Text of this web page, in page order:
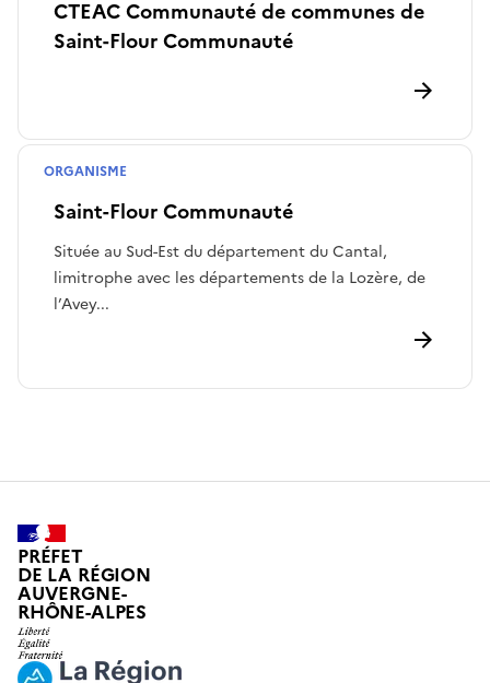
CTEAC Communauté de communes de
Saint-Flour Communauté
Saint-Flour Communauté
Située au Sud-Est du département du Cantal,
limitrophe avec les départements de la Lozère, de
l’Avey...
Collectivité
ORGANISME
PRÉFET
DE LA RÉGION
AUVERGNE-
RHÔNE-ALPES